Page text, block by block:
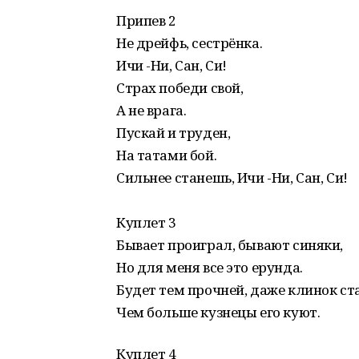
Припев 2
Не дрейфь, сестрёнка.
Ичи -Ни, Сан, Си!
Страх победи свой,
А не врага.
Пускай и труден,
На татами бой.
Сильнее станешь, Ичи -Ни, Сан, Си!
Куплет 3
Бывает проиграл, бывают синяки,
Но для меня все это ерунда.
Будет тем прочней, даже клинок
Чем больше кузнецы его куют.
Куплет 4